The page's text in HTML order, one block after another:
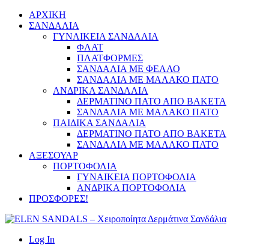
ΑΡΧΙΚΗ
ΣΑΝΔΑΛΙΑ
ΓΥΝΑΙΚΕΙΑ ΣΑΝΔΑΛΙΑ
ΦΛΑΤ
ΠΛΑΤΦΟΡΜΕΣ
ΣΑΝΔΑΛΙΑ ΜΕ ΦΕΛΛΟ
ΣΑΝΔΑΛΙΑ ΜΕ ΜΑΛΑΚΟ ΠΑΤΟ
ΑΝΔΡΙΚΑ ΣΑΝΔΑΛΙΑ
ΔΕΡΜΑΤΙΝΟ ΠΑΤΟ ΑΠΟ ΒΑΚΕΤΑ
ΣΑΝΔΑΛΙΑ ΜΕ ΜΑΛΑΚΟ ΠΑΤΟ
ΠΑΙΔΙΚΑ ΣΑΝΔΑΛΙΑ
ΔΕΡΜΑΤΙΝΟ ΠΑΤΟ ΑΠΟ ΒΑΚΕΤΑ
ΣΑΝΔΑΛΙΑ ΜΕ ΜΑΛΑΚΟ ΠΑΤΟ
ΑΞΕΣΟΥΑΡ
ΠΟΡΤΟΦΟΛΙΑ
ΓΥΝΑΙΚΕΙΑ ΠΟΡΤΟΦΟΛΙΑ
ΑΝΔΡΙΚΑ ΠΟΡΤΟΦΟΛΙΑ
ΠΡΟΣΦΟΡΕΣ!
Log In